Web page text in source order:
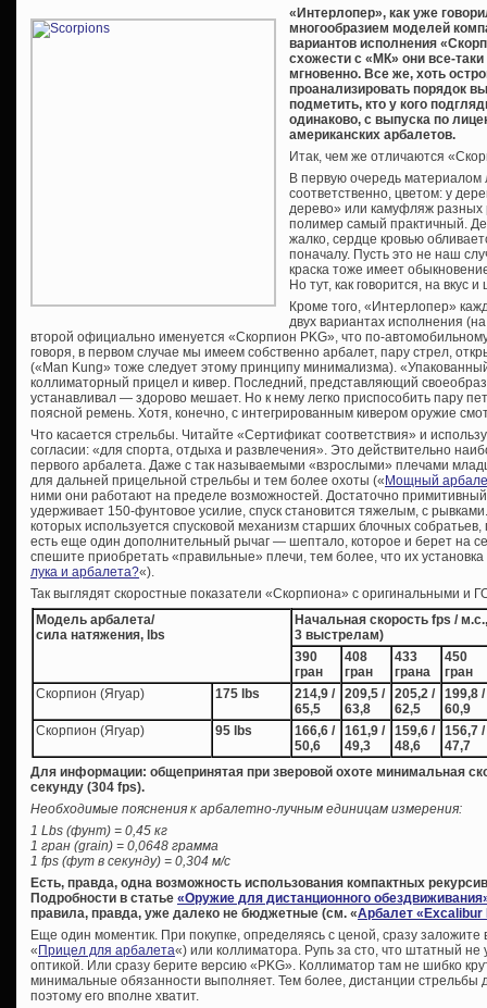
«Интерлопер», как уже
многообразием моделей
вариантов исполнения
схожести с «МК» они все-
мгновенно. Все же, хоть
проанализировать порядок
подметить, кто у кого
одинаково, с выпуска по
американских арбалетов.
Итак, чем же отличаются
В первую очередь
соответственно, цветом: у
дерево» или камуфляж разных
полимер самый практичный.
жалко, сердце кровью
поначалу. Пусть это не наш
краска тоже имеет
Но тут, как говорится, на вкус
Кроме того, «Интерлопер»
двух вариантах исполнения
второй официально именуется «Скорпион PKG», что по-
говоря, в первом случае мы имеем собственно арбалет, пару стрел,
(«Man Kung» тоже следует этому принципу минимализма).
коллиматорный прицел и кивер. Последний, представляющий
устанавливал — здорово мешает. Но к нему легко приспособить пару
поясной ремень. Хотя, конечно, с интегрированным кивером оружие
Что касается стрельбы. Читайте «Сертификат соответствия» и
согласии: «для спорта, отдыха и развлечения». Это действительно
первого арбалета. Даже с так называемыми «взрослыми» плечами
для дальней прицельной стрельбы и тем более охоты («Мощный
ними они работают на пределе возможностей. Достаточно
удерживает 150-фунтовое усилие, спуск становится тяжелым, с
которых используется спусковой механизм старших блочных
есть еще один дополнительный рычаг — шептало, которое и берет на
спешите приобретать «правильные» плечи, тем более, что их установка
лука и арбалета?«).
Так выглядят скоростные показатели «Скорпиона» с оригинальными и
Модель арбалета/
сила натяжения, lbs
Начальная скорость fps /
3 выстрелам)
390
гран
408
гран
433
грана
450
гран
Скорпион (Ягуар)
175 lbs
214,9 /
65,5
209,5 /
63,8
205,2 /
62,5
199,8 /
60,9
Скорпион (Ягуар)
95 lbs
166,6 /
50,6
161,9 /
49,3
159,6 /
48,6
156,7 /
47,7
Для информации: общепринятая при зверовой охоте минимальная
секунду (304 fps).
Необходимые пояснения к арбалетно-лучным единицам измерения:
1 Lbs (фунт) = 0,45 кг
1 гран (grain) = 0,0648 грамма
1 fps (фут в секунду) = 0,304 м/с
Есть, правда, одна возможность использования компактных
Подробности в статье «Оружие для дистанционного
правила, правда, уже далеко не бюджетные (см. «Арбалет
Еще один моментик. При покупке, определяясь с ценой, сразу заложите
«Прицел для арбалета«) или коллиматора. Рупь за сто, что штатный не
оптикой. Или сразу берите версию «PKG». Коллиматор там не шибко
минимальные обязанности выполняет. Тем более, дистанции стрельбы
поэтому его вполне хватит.